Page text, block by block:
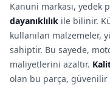
Kanuni markası, yedek
dayanıklılık ile bilinir.
kullanılan malzemeler,
sahiptir. Bu sayede,
maliyetlerini azaltır.
olan bu parça, güvenilir